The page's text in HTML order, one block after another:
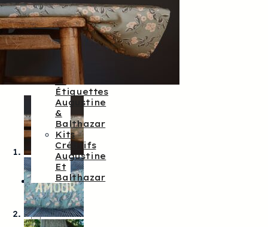
Patrons
De
Couture
Augustine
Et
Balthazar
Boutons
Et
Étiquettes
Augustine
&
Balthazar
Kits
Créatifs
Augustine
Et
Balthazar
Patrons
De
Couture